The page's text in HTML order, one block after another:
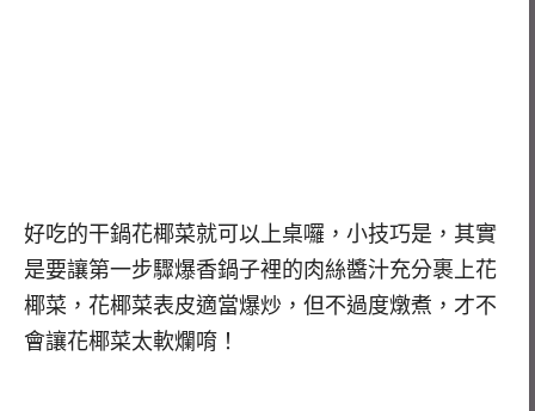
好吃的干鍋花椰菜就可以上桌囉，小技巧是，其實
是要讓第一步驟爆香鍋子裡的肉絲醬汁充分裹上花
椰菜，花椰菜表皮適當爆炒，但不過度燉煮，才不
會讓花椰菜太軟爛唷！